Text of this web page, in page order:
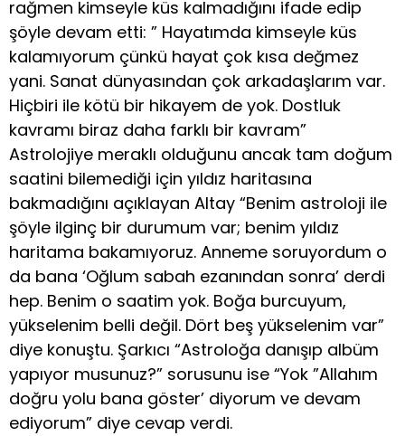
rağmen kimseyle küs kalmadığını ifade edip
şöyle devam etti: ” Hayatımda kimseyle küs
kalamıyorum çünkü hayat çok kısa değmez
yani. Sanat dünyasından çok arkadaşlarım var.
Hiçbiri ile kötü bir hikayem de yok. Dostluk
kavramı biraz daha farklı bir kavram”
Astrolojiye meraklı olduğunu ancak tam doğum
saatini bilemediği için yıldız haritasına
bakmadığını açıklayan Altay “Benim astroloji ile
şöyle ilginç bir durumum var; benim yıldız
haritama bakamıyoruz. Anneme soruyordum o
da bana ‘Oğlum sabah ezanından sonra’ derdi
hep. Benim o saatim yok. Boğa burcuyum,
yükselenim belli değil. Dört beş yükselenim var”
diye konuştu. Şarkıcı “Astroloğa danışıp albüm
yapıyor musunuz?” sorusunu ise “Yok ”Allahım
doğru yolu bana göster’ diyorum ve devam
ediyorum” diye cevap verdi.